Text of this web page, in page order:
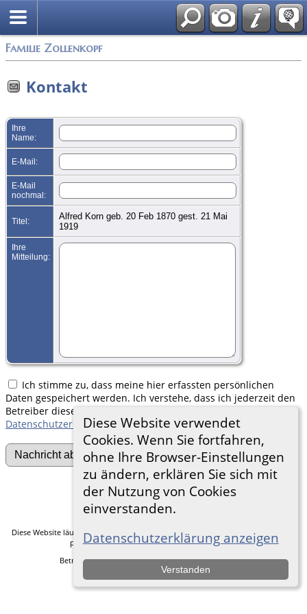
Familie Zollenkopf
Diese Website verwendet
Cookies. Wenn Sie fortfahren,
ohne Ihre Browser-Einstellungen
zu ändern, erklären Sie sich mit
der Nutzung von Cookies
einverstanden.
Datenschutzerklärung anzeigen
Verstanden
Kontakt
Ihre
Name:
E-Mail:
E-Mail
nochmal:
Titel:
Alfred Korn geb. 20 Feb 1870 gest. 21 Mai
1919
Ihre
Mitteilung:
Ich stimme zu, dass meine hier erfassten persönlichen
Daten gespeichert werden. Ich verstehe, dass ich jederzeit den
Betreiber dieser Website bitten kann, diese Daten zu löschen.
Datenschutzerklärung
Zur Desktop-Webseite wechseln
Diese Website läuft mit The Next Generation of Genealogy Sitebuilding
programmiert von Darrin Lythgoe © 2001-2026.
Betreut vonFrank Heimann. |Datenschutzerklärung.